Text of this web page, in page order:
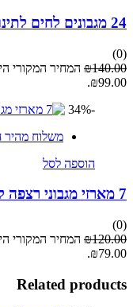
24 מגבונים לחים לתינוק ולכל מטרה
(0)
₪140.00 המחיר המקורי היה:
₪99.00.
-34%
משלוח מהיר
הוספה לסל
7 מארזי מגבוני רצפה לניקוי וחיטוי משטחים
(0)
₪120.00 המחיר המקורי היה:
₪79.00.
Related products